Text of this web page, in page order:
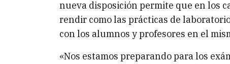
nueva disposición permite que en los
rendir como las prácticas de
con los alumnos y profesores en el
«Nos estamos preparando para los